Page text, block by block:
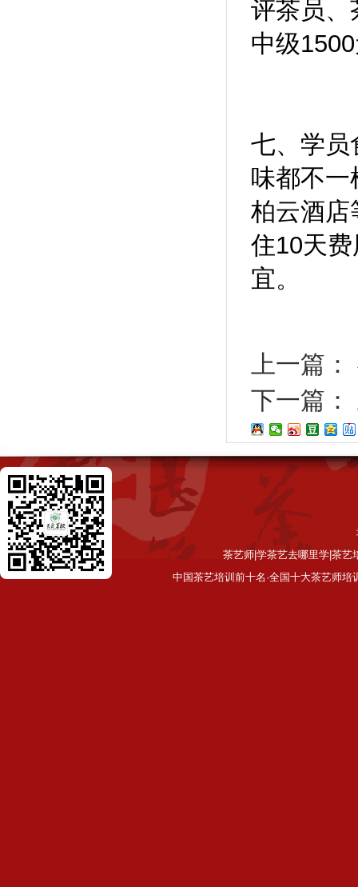
评茶员
中级
七、学员
味都不一
柏云酒店
住10天
宜。
上一篇：
下一篇：
茶艺师|学茶艺去哪里学|茶艺
中国茶艺培训前十名·全国十大茶艺师培